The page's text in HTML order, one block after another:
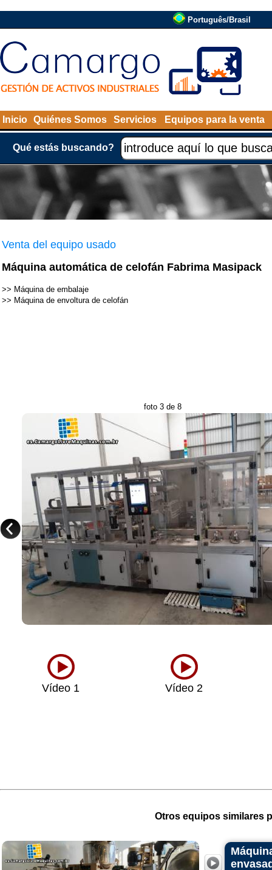
Português/Brasil
Inicio Quiénes Somos Servicios Equipos para la venta
Qué estás buscando?
Venta del equipo usado
Máquina automática de celofán Fabrima Masipack
>> Máquina de embalaje
>> Máquina de envoltura de celofán
foto 3 de 8
Vídeo 1 Vídeo 2
Otros equipos similares